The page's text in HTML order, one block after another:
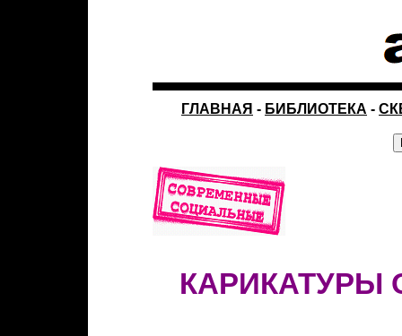
ГЛАВНАЯ - БИБЛИОТЕКА -
КАРИКАТУРЫ